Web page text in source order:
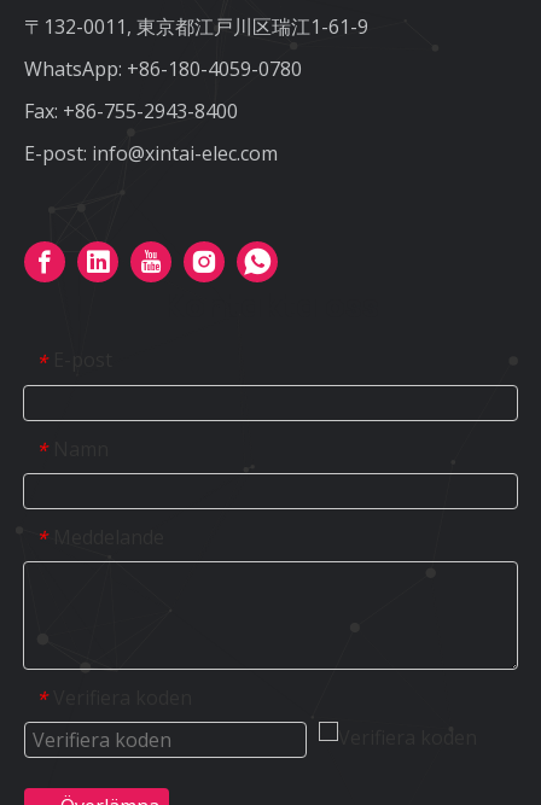
〒132-0011, 東京都江戸川区瑞江1-61-9
WhatsApp: +86-180-4059-0780
Fax: +86-755-2943-8400
E-post: info@xintai-elec.com
*
*
*
*